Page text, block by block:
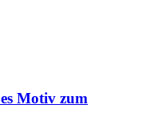
Motiv zum